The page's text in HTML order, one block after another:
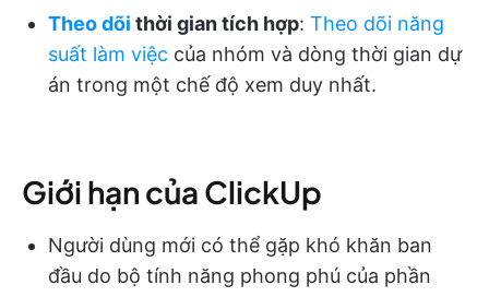
Theo dõi thời gian tích hợp: Theo dõi năng
suất làm việc của nhóm và dòng thời gian dự
án trong một chế độ xem duy nhất.
Giới hạn của ClickUp
Người dùng mới có thể gặp khó khăn ban
đầu do bộ tính năng phong phú của phần